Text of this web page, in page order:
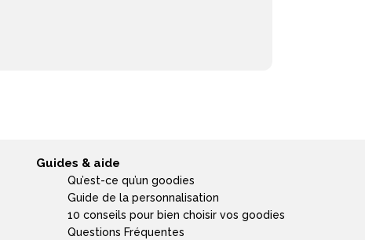
Guides & aide
Qu’est-ce qu’un goodies
Guide de la personnalisation
10 conseils pour bien choisir vos goodies
Questions Fréquentes